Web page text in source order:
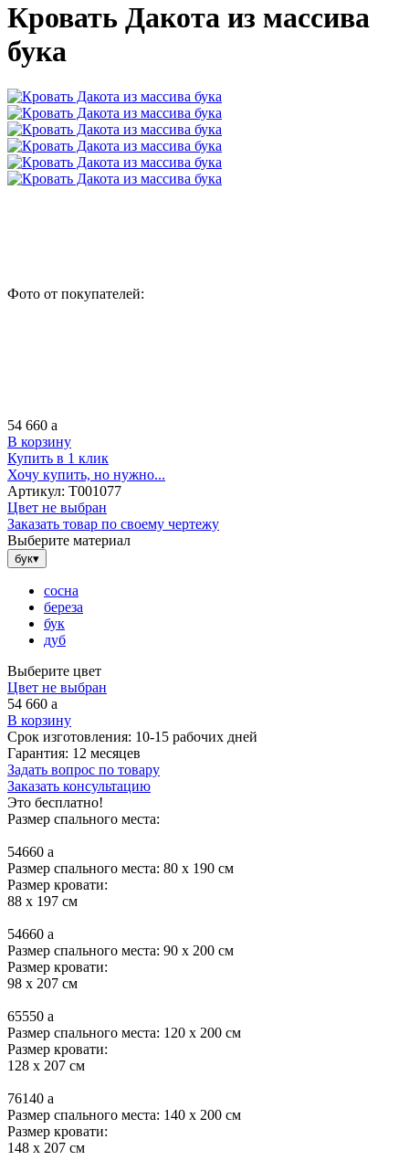
Кровать Дакота из массива
бука
Фото от покупателей:
54 660 a
В корзину
Купить в 1 клик
Хочу купить, но нужно...
Артикул: Т001077
Цвет не выбран
Заказать товар по своему чертежу
Выберите материал
бук▾
сосна
береза
бук
дуб
Выберите цвет
Цвет не выбран
54 660 a
В корзину
Срок изготовления: 10-15 рабочих дней
Гарантия: 12 месяцев
Задать вопрос по товару
Заказать консультацию
Это бесплатно!
Размер спального места:
54660 a
Размер спального места: 80 x 190 см
Размер кровати:
88 x 197 см
54660 a
Размер спального места: 90 x 200 см
Размер кровати:
98 x 207 см
65550 a
Размер спального места: 120 x 200 см
Размер кровати:
128 x 207 см
76140 a
Размер спального места: 140 x 200 см
Размер кровати:
148 x 207 см